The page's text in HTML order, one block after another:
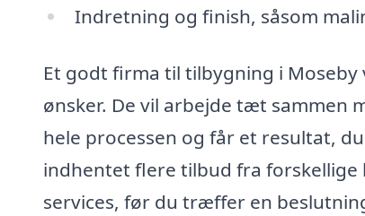
Indretning og finish, såsom
Et godt firma til tilbygning i
ønsker. De vil arbejde tæt sammen
hele processen og får et resultat,
indhentet flere tilbud fra
services, før du træffer en